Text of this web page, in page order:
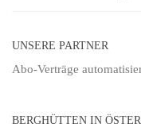
UNSERE PARTNER
Abo-Verträge
BERGHÜTTEN IN